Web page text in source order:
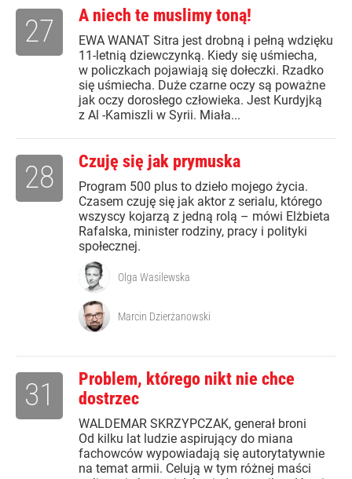
A niech te muslimy toną!
EWA WANAT Sitra jest drobną i pełną wdzięku
11-letnią dziewczynką. Kiedy się uśmiecha,
w policzkach pojawiają się dołeczki. Rzadko
się uśmiecha. Duże czarne oczy są poważne
jak oczy dorosłego człowieka. Jest Kurdyjką
z Al -Kamiszli w Syrii. Miała...
27
Czuję się jak prymuska
Program 500 plus to dzieło mojego życia.
Czasem czuję się jak aktor z serialu, którego
wszyscy kojarzą z jedną rolą – mówi Elżbieta
Rafalska, minister rodziny, pracy i polityki
społecznej.
28
Olga Wasilewska
Marcin Dzierżanowski
Problem, którego nikt nie chce
dostrzec
WALDEMAR SKRZYPCZAK, generał broni
Od kilku lat ludzie aspirujący do miana
fachowców wypowiadają się autorytatywnie
na temat armii. Celują w tym różnej maści
31